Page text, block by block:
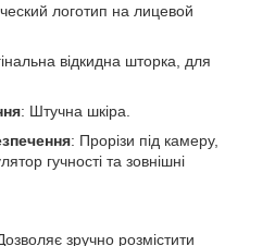
логотип на лицевой
відкидна шторка, для
: Штучна шкіра.
: Прорізи під камеру,
гучності та зовнішні
зручно розмістити